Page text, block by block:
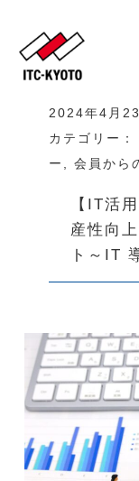
2024年4月23
カテゴリー：
ー , 会員から
【IT活
産性向
ト～IT